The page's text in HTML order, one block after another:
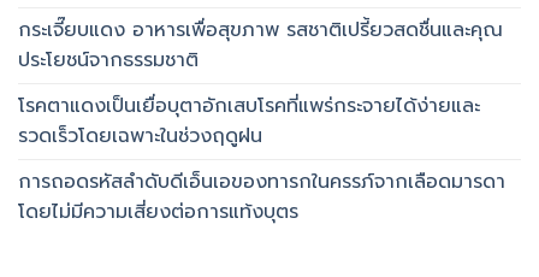
กระเจี๊ยบแดง อาหารเพื่อสุขภาพ รสชาติเปรี้ยวสดชื่นและคุณ
ประโยชน์จากธรรมชาติ
โรคตาแดงเป็นเยื่อบุตาอักเสบโรคที่แพร่กระจายได้ง่ายและ
รวดเร็วโดยเฉพาะในช่วงฤดูฝน
การถอดรหัสลำดับดีเอ็นเอของทารกในครรภ์จากเลือดมารดา
โดยไม่มีความเสี่ยงต่อการแท้งบุตร